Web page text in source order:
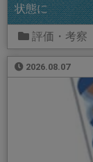
状態に
評価・考察
2026.08.07